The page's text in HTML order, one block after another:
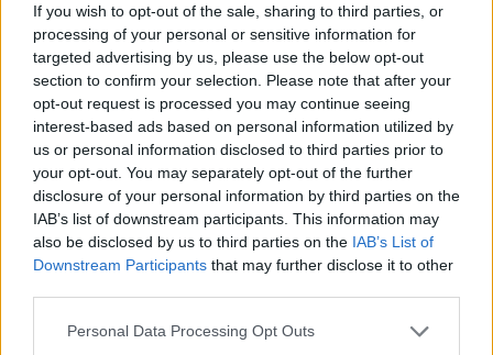
If you wish to opt-out of the sale, sharing to third parties, or
processing of your personal or sensitive information for
targeted advertising by us, please use the below opt-out
section to confirm your selection. Please note that after your
opt-out request is processed you may continue seeing
interest-based ads based on personal information utilized by
us or personal information disclosed to third parties prior to
your opt-out. You may separately opt-out of the further
disclosure of your personal information by third parties on the
IAB’s list of downstream participants. This information may
also be disclosed by us to third parties on the IAB’s List of
Downstream Participants that may further disclose it to other
Please note that this website/app uses one or more Google
Personal Data Processing Opt Outs
non è la scelta più adatta a un’impresa
semplice, alla mano e senza fronzoli.
Grigio
Il grigio è un colore classico, che trasmette
un’idea di maturità, forza ed equilibrio. Non
stupisce che sia stato scelto per il logo di
Apple, Swarovski e Wikipedia e che sia il
colore più diffuso nell’ industria
e Opel.